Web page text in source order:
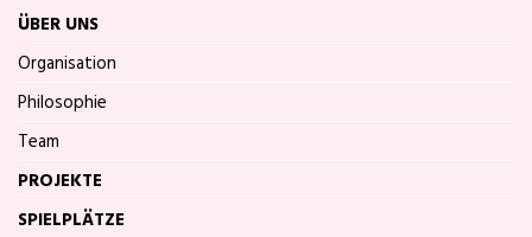
ÜBER UNS
Organisation
Philosophie
Team
PROJEKTE
SPIELPLÄTZE